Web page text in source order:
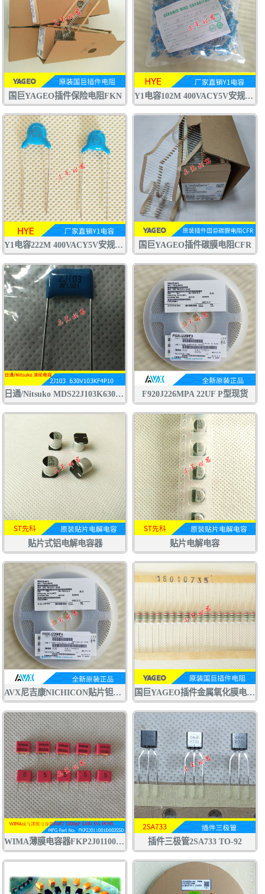
国巨YAGEO插件保险电阻FKN Y1电容102M 400VACY5V安规电容 交流陶瓷电容器
Y1电容222M 400VACY5V安规电容 交流陶瓷电容器 认证齐全 国巨YAGEO插件碳膜电阻CFR
日通/Nitsuko MDS22J103K630V CBB电容 聚丙烯 聚酯膜 涤纶 金属膜 电容 F920J226MPA 22UF P型现货
贴片式铝电解电容器 贴片电解电容
AVX尼吉康NICHICON贴片钽电容F920J226MPA 22UF6.3V P型0805 国巨YAGEO插件金属氧化膜电阻RSF
WIMA薄膜电容器FKP2J011001D00JSSD 1000pF 630V 5% 102J630V 插件三极管2SA733 TO-92